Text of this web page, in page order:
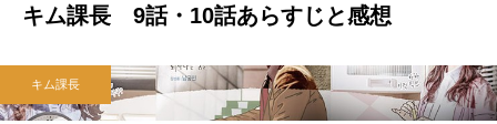
キム課長 9話・10話あらすじと感想
キム課長